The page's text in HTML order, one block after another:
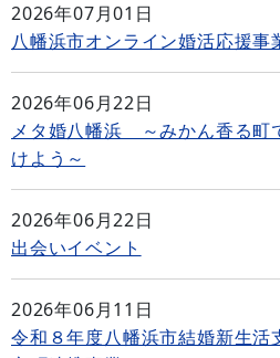
2026年07月01日
八幡浜市オンライン婚活応援事
2026年06月22日
メタ婚八幡浜 ～みかん香る町
けよう～
2026年06月22日
出会いイベント
2026年06月11日
令和８年度八幡浜市結婚新生活